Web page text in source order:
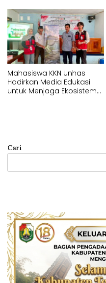
Mahasiswa KKN Unhas
Hadirkan Media Edukasi
untuk Menjaga Ekosistem
Cari